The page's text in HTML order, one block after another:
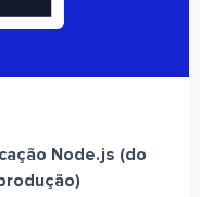
Node.js (do